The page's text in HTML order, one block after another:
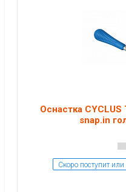
Оснастка
snap.in
Скоро поступит или